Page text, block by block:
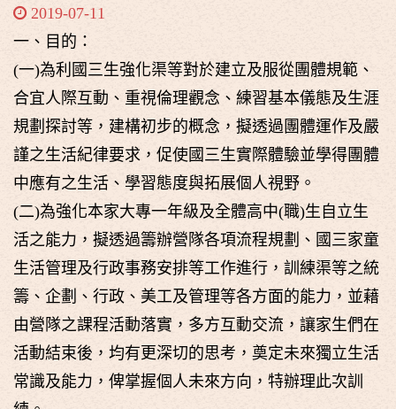
2019-07-11
一、目的：
(一)為利國三生強化渠等對於建立及服從團體規範、
合宜人際互動、重視倫理觀念、練習基本儀態及生涯
規劃探討等，建構初步的概念，擬透過團體運作及嚴
謹之生活紀律要求，促使國三生實際體驗並學得團體
中應有之生活、學習態度與拓展個人視野。
(二)為強化本家大專一年級及全體高中(職)生自立生
活之能力，擬透過籌辦營隊各項流程規劃、國三家童
生活管理及行政事務安排等工作進行，訓練渠等之統
籌、企劃、行政、美工及管理等各方面的能力，並藉
由營隊之課程活動落實，多方互動交流，讓家生們在
活動結束後，均有更深切的思考，奠定未來獨立生活
常識及能力，俾掌握個人未來方向，特辦理此次訓